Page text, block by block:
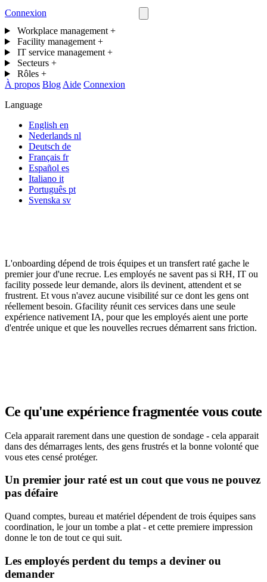
Connexion
Workplace management +
Facility management +
IT service management +
Secteurs +
Rôles +
À propos Blog Aide Connexion
Language
English en
Nederlands nl
Deutsch de
Français fr
Español es
Italiano it
Português pt
Svenska sv
L'onboarding dépend de trois équipes et un transfert raté gache le
premier jour d'une recrue. Les employés ne savent pas si RH, IT ou
facility possede leur demande, alors ils devinent, attendent et se
frustrent. Et vous n'avez aucune visibilité sur ce dont les gens ont
réellement besoin. Gfacility réunit ces services dans une seule
expérience nativement IA, pour que les employés aient une porte
d'entrée unique et que les nouvelles recrues démarrent sans friction.
Ce qu'une expérience fragmentée vous coute
Cela apparait rarement dans une question de sondage - cela apparait
dans des démarrages lents, des gens frustrés et la bonne volonté que
vous etes censé protéger.
Un premier jour raté est un cout que vous ne pouvez
pas défaire
Quand comptes, bureau et matériel dépendent de trois équipes sans
coordination, le jour un tombe a plat - et cette premiere impression
donne le ton de tout ce qui suit.
Les employés perdent du temps a deviner ou
demander